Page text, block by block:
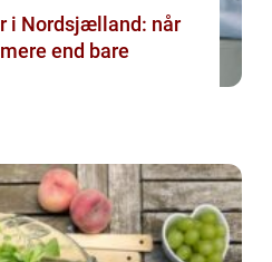
i Nordsjælland: når
end bare